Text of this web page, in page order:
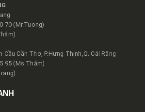
70 (Mr.Tuong)
Cần Thơ, P.Hưng Thịnh,Q. Cái Răng
95 (Ms.Thắm)